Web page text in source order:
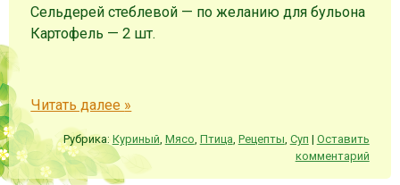
Сельдерей стеблевой — по желанию для бульона
Картофель —2 шт.
Читать далее »
Рубрика: Куриный, Мясо, Птица, Рецепты, Суп | Оставить
комментарий